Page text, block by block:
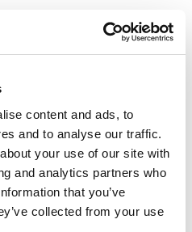
content and ads, to
and to analyse our traffic.
your use of our site with
and analytics partners who
that you’ve
collected from your use
ÉLMÉNYEK
,ZVOLEN, KREMNICA